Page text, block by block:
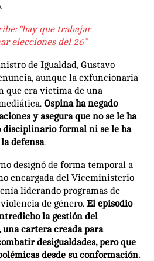
“hay que trabajar
elecciones del 26”
de Igualdad, Gustavo
aunque la exfuncionaria
que era víctima de una
Ospina ha negado
y asegura que no se le ha
disciplinario formal ni se le ha
defensa.
designó de forma temporal a
encargada del Viceministerio
liderando programas de
de género. El episodio
la gestión del
cartera creada para
desigualdades, pero que
desde su conformación.